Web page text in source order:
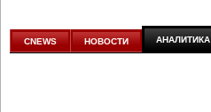
аналитике
CNEWS НОВОСТИ АНАЛИТИКА